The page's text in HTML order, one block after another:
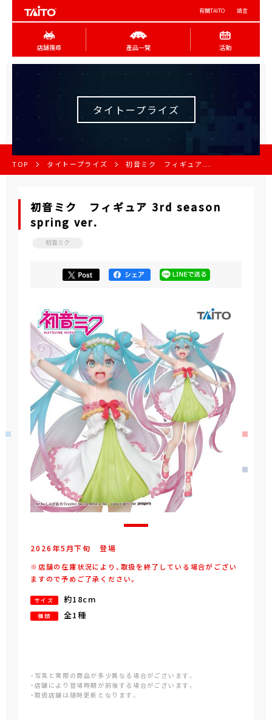
有關TAITO 語言
店舖搜尋 產品一覽 活動
タイトープライズ
TOP タイトープライズ 初音ミク フィギュア...
初音ミク フィギュア 3rd season
spring ver.
初音ミク
2026年5 月下旬 登場
※店舗の在庫状況により、取扱を終了している場合がござい
ますので予めご了承ください。
サイズ 約18cm
種類 全1種
・写真と実際の商品が多少異なる場合がございます。
・店舗により登場時期が前後する場合がございます。
・取扱店舗は随時更新となります。